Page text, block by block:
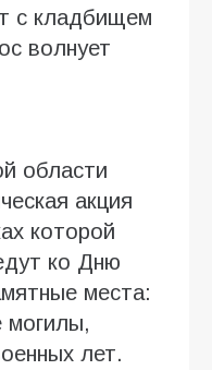
с кладбищем
волнует
области
акция
которой
ко Дню
места:
могилы,
лет.